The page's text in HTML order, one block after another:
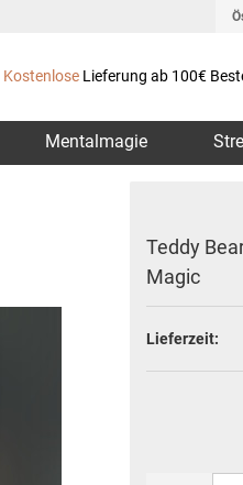
Lieferland
Kostenlose Lieferung ab 100€
Mentalmagie
Teddy
Magic
Lieferzeit: